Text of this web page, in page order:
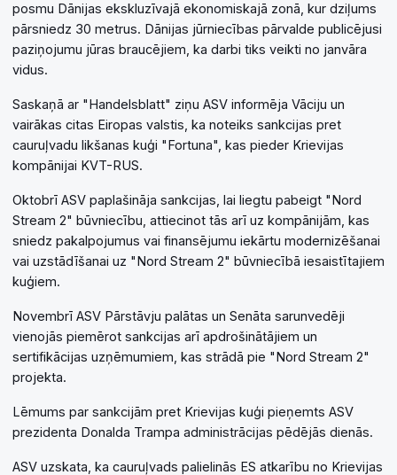
posmu Dānijas ekskluzīvajā ekonomiskajā zonā, kur dziļums
pārsniedz 30 metrus. Dānijas jūrniecības pārvalde publicējusi
paziņojumu jūras braucējiem, ka darbi tiks veikti no janvāra
vidus.
Saskaņā ar "Handelsblatt" ziņu ASV informēja Vāciju un
vairākas citas Eiropas valstis, ka noteiks sankcijas pret
cauruļvadu likšanas kuģi "Fortuna", kas pieder Krievijas
kompānijai KVT-RUS.
Oktobrī ASV paplašināja sankcijas, lai liegtu pabeigt "Nord
Stream 2" būvniecību, attiecinot tās arī uz kompānijām, kas
sniedz pakalpojumus vai finansējumu iekārtu modernizēšanai
vai uzstādīšanai uz "Nord Stream 2" būvniecībā iesaistītajiem
kuģiem.
Novembrī ASV Pārstāvju palātas un Senāta sarunvedēji
vienojās piemērot sankcijas arī apdrošinātājiem un
sertifikācijas uzņēmumiem, kas strādā pie "Nord Stream 2"
projekta.
Lēmums par sankcijām pret Krievijas kuģi pieņemts ASV
prezidenta Donalda Trampa administrācijas pēdējās dienās.
ASV uzskata, ka cauruļvads palielinās ES atkarību no Krievijas